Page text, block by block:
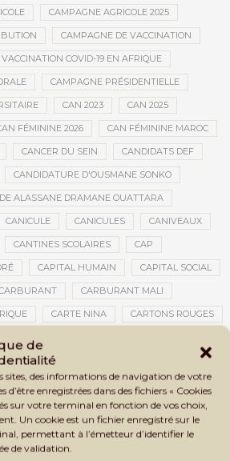
de
sites, des informations de navigation de votre
enregistrées dans des fichiers « Cookies
sur votre terminal en fonction de vos choix,
Un cookie est un fichier enregistré sur le
permettant à l’émetteur d’identifier le
de validation.
CAMPAGNE AGRICOLE 2025
CAMPAGNE DE VACCINATION
COVID-19 EN AFRIQUE
CAMPAGNE PRÉSIDENTIELLE
CAN 2023 CAN 2025
FÉMININE 2026 CAN FÉMININE MAROC
CANCER DU SEIN CANDIDATS DEF
CANDIDATURE D'OUSMANE SONKO
ALASSANE DRAMANE OUATTARA
CANICULE CANICULES CANIVEAUX
CANTINES SCOLAIRES CAP
CAPITAL HUMAIN CAPITAL SOCIAL
CARBURANT MALI
CARTE NINA CARTONS ROUGES
CAUTION DE VISA CDAT CECOGEC
CEI CÉLÉBRATION NATIONALE CEMAC
SNESUP CENOU CENSURE
CENTRALE SOLAIRE